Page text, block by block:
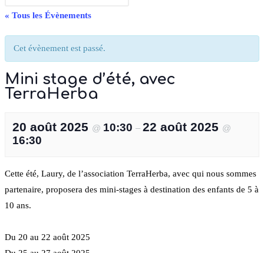
« Tous les Évènements
Cet évènement est passé.
Mini stage d’été, avec
TerraHerba
20 août 2025 @ 10:30 – 22 août 2025 @
16:30
Cette été, Laury, de l’association TerraHerba, avec qui nous sommes
partenaire, proposera des mini-stages à destination des enfants de 5 à
10 ans.
Du 20 au 22 août 2025